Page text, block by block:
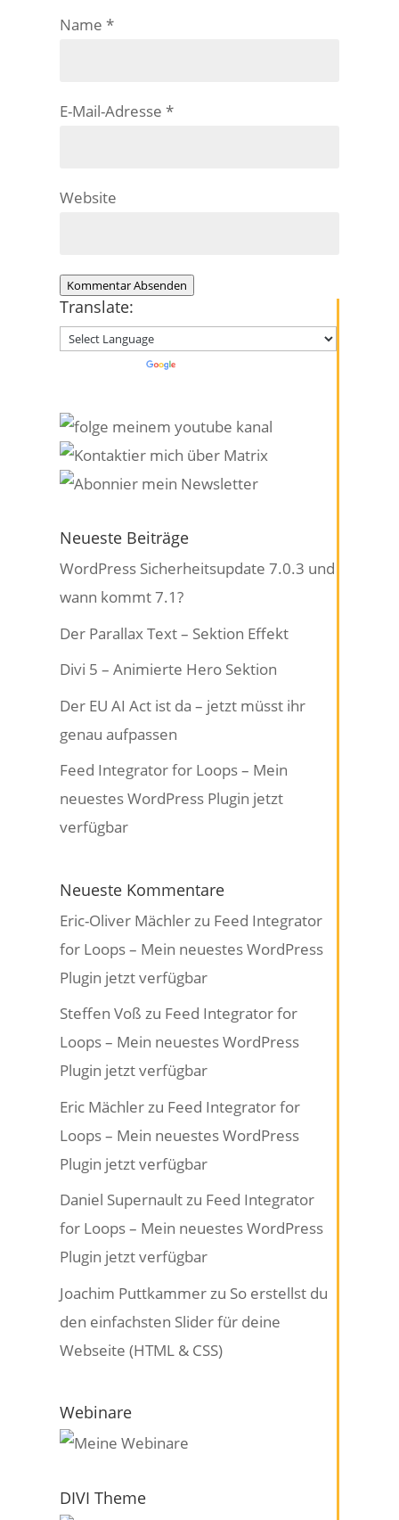
Name*
E-Mail-Adresse*
Website
Kommentar Absenden
Translate:
Powered by
Neueste Beiträge
WordPress Sicherheitsupdate 7.0.3 und
wann kommt 7.1?
Der Parallax Text – Sektion Effekt
Divi 5 – Animierte Hero Sektion
Der EU AI Act ist da – jetzt müsst ihr
genau aufpassen
Feed Integrator for Loops – Mein
neuestes WordPress Plugin jetzt
verfügbar
Neueste Kommentare
Eric-Oliver Mächlerzu Feed Integrator
for Loops – Mein neuestes WordPress
Plugin jetzt verfügbar
Steffen Voß zu Feed Integrator for
Loops – Mein neuestes WordPress
Plugin jetzt verfügbar
Eric Mächlerzu Feed Integrator for
Loops – Mein neuestes WordPress
Plugin jetzt verfügbar
Daniel Supernaultzu Feed Integrator
for Loops – Mein neuestes WordPress
Plugin jetzt verfügbar
Joachim Puttkammerzu So erstellst du
den einfachsten Slider für deine
Webseite (HTML & CSS)
Webinare
DIVI Theme